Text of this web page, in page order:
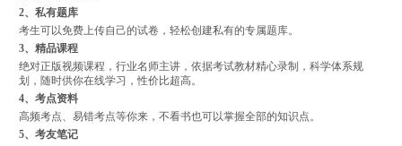
2、私有题库
考生可以免费上传自己的试卷，轻松创建私有的专属题库。
3、精品课程
绝对正版视频课程，行业名师主讲，依据考试教材精心录制，科学体系规
划，随时供你在线学习，性价比超高。
4、考点资料
高频考点、易错考点等你来，不看书也可以掌握全部的知识点。
5、考友笔记